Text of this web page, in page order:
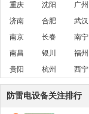
重庆
沈阳 广州
济南
合肥 武汉
南京
长春 南宁
南昌
银川 福州
贵阳
杭州 西宁
防雷电设备关注排行